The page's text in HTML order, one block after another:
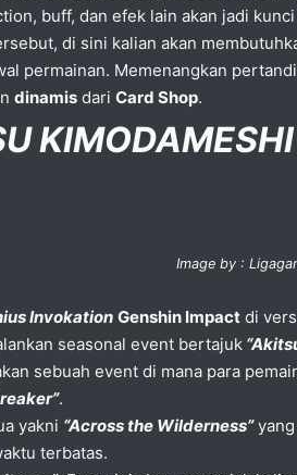
buff, dan efek lain akan jadi
di sini kalian akan
permainan. Memenangkan
dinamis dari Card Shop.
Image by :
Invokation Genshin Impact di
seasonal event bertajuk
sebuah event di mana para
.
yakni “Across the Wilderness”
terbatas.